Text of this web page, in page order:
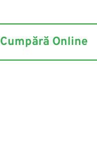
Cumpără Online